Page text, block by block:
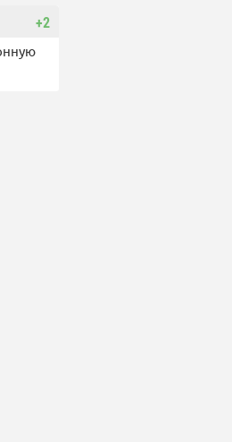
+2